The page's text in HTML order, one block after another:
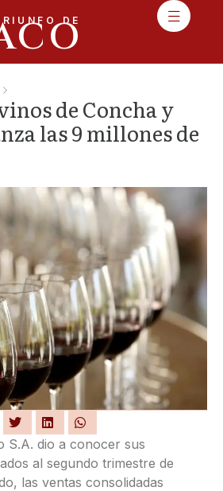
DE
de Concha y
las 9 millones de
S.A. dio a conocer sus
al segundo trimestre de
las ventas consolidadas